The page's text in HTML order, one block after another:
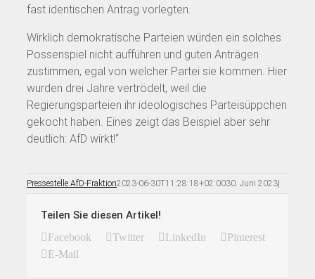
fast identischen Antrag vorlegten.
Wirklich demokratische Parteien würden ein solches
Possenspiel nicht aufführen und guten Anträgen
zustimmen, egal von welcher Partei sie kommen. Hier
wurden drei Jahre vertrödelt, weil die
Regierungsparteien ihr ideologisches Parteisüppchen
gekocht haben. Eines zeigt das Beispiel aber sehr
deutlich: AfD wirkt!“
Pressestelle AfD-Fraktion2023-06-30T11:28:18+02:0030. Juni 2023|
Teilen Sie diesen Artikel!
Facebook Twitter LinkedIn
Pinterest
E-Mail